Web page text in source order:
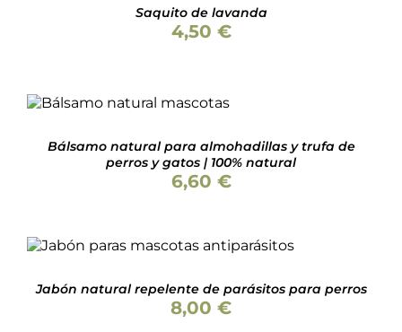
PRODUCTO
Saquito de lavanda
4,50 €
Valorado
SELECCIONAR OPCIONES
PRODUCTO
TIENE
MÚLTIPLES
SE
PUEDEN
EN
Bálsamo natural para almohadillas y trufa de
perros y gatos | 100% natural
6,60 €
Valorado
AÑADIR AL CARRITO
/
Jabón natural repelente de parásitos para perros
8,00 €